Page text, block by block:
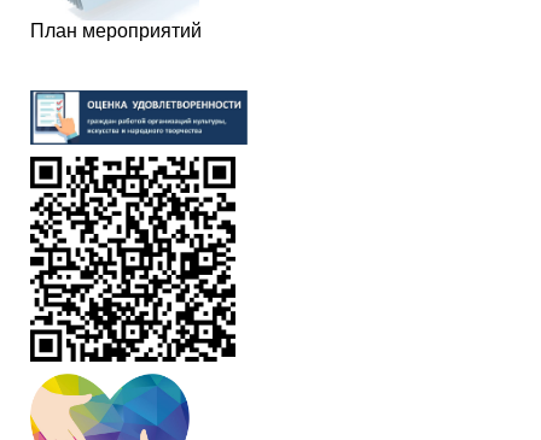
План мероприятий